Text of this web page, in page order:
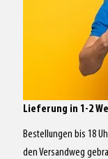
Lieferung in 1-2
Bestellungen bis 18
den Versandweg